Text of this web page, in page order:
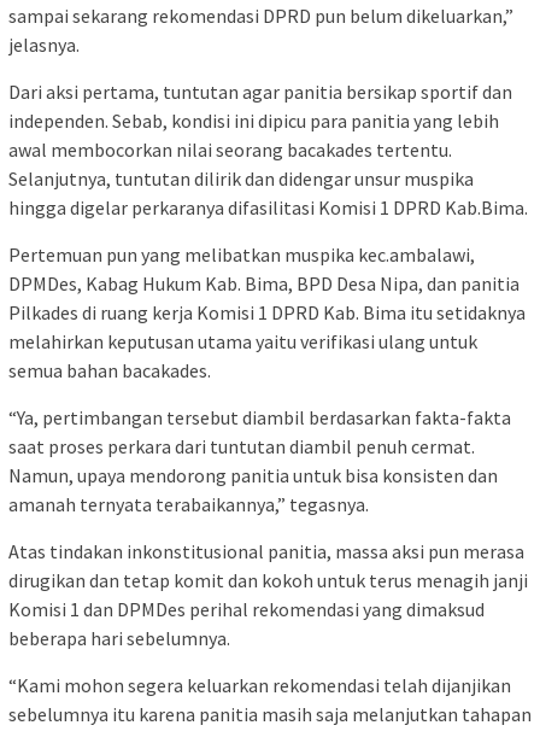
sampai sekarang rekomendasi DPRD pun belum dikeluarkan,”
jelasnya.
Dari aksi pertama, tuntutan agar panitia bersikap sportif dan
independen. Sebab, kondisi ini dipicu para panitia yang lebih
awal membocorkan nilai seorang bacakades tertentu.
Selanjutnya, tuntutan dilirik dan didengar unsur muspika
hingga digelar perkaranya difasilitasi Komisi 1 DPRD Kab.Bima.
Pertemuan pun yang melibatkan muspika kec.ambalawi,
DPMDes, Kabag Hukum Kab. Bima, BPD Desa Nipa, dan panitia
Pilkades di ruang kerja Komisi 1 DPRD Kab. Bima itu setidaknya
melahirkan keputusan utama yaitu verifikasi ulang untuk
semua bahan bacakades.
“Ya, pertimbangan tersebut diambil berdasarkan fakta-fakta
saat proses perkara dari tuntutan diambil penuh cermat.
Namun, upaya mendorong panitia untuk bisa konsisten dan
amanah ternyata terabaikannya,” tegasnya.
Atas tindakan inkonstitusional panitia, massa aksi pun merasa
dirugikan dan tetap komit dan kokoh untuk terus menagih janji
Komisi 1 dan DPMDes perihal rekomendasi yang dimaksud
beberapa hari sebelumnya.
“Kami mohon segera keluarkan rekomendasi telah dijanjikan
sebelumnya itu karena panitia masih saja melanjutkan tahapan